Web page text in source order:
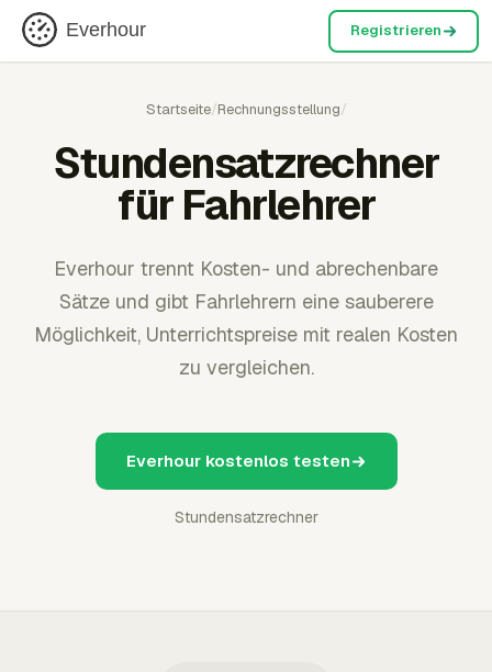
Everhour Registrieren
Startseite/Rechnungsstellung/
Stundensatzrechner
für Fahrlehrer
Everhour trennt Kosten- und abrechenbare
Sätze und gibt Fahrlehrern eine sauberere
Möglichkeit, Unterrichtspreise mit realen Kosten
zu vergleichen.
Everhour kostenlos testen
Stundensatzrechner